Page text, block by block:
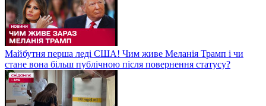
Майбутня перша леді США! Чим живе Меланія Трамп і чи
стане вона більш публічною після повернення статусу?